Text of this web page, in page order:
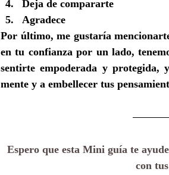
Deja de compararte
Agradece
Por último, me gustaría
en tu confianza por un lado,
sentirte empoderada y
mente y a embellecer tus
Espero que esta Mini guía te
con